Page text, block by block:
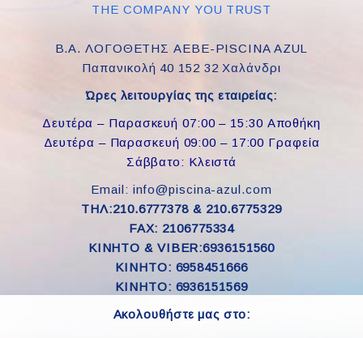
THE COMPANY YOU TRUST
Β.Α. ΛΟΓΟΘΕΤΗΣ ΑΕΒΕ-PISCINA AZUL
Παπανικολή 40 152 32 Χαλάνδρι
Ώρες λειτουργίας της εταιρείας:
Δευτέρα – Παρασκευή 07:00 – 15:30 Αποθήκη
Δευτέρα – Παρασκευή 09:00 – 17:00 Γραφεία
Σάββατο: Κλειστά
Email: info@piscina-azul.com
ΤΗΛ:210.6777378 & 210.6775329
FAX: 2106775334
ΚΙΝΗΤΟ & VIBER:6936151560
KINHTO: 6958451666
KINHTO: 6936151569
Ακολουθήστε μας στο: